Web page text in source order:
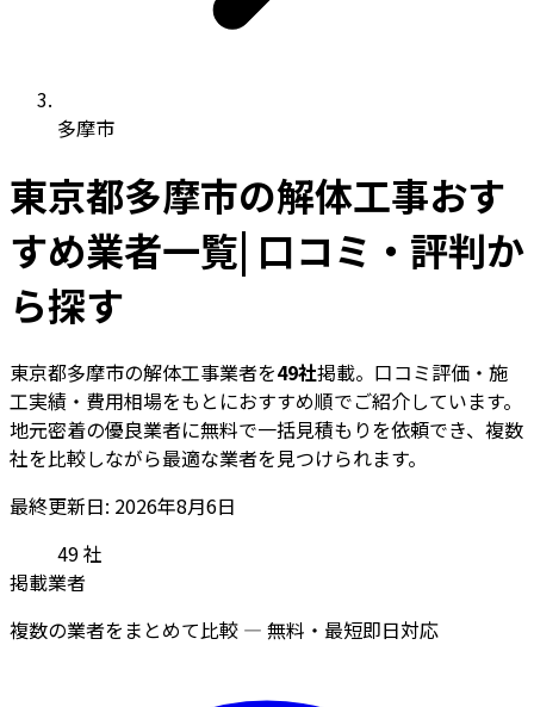
多摩市
東京都多摩市の解体工事おす
すめ業者一覧| 口コミ・評判か
ら探す
東京都多摩市の解体工事業者を49社掲載。口コミ評価・施
工実績・費用相場をもとにおすすめ順でご紹介しています。
地元密着の優良業者に無料で一括見積もりを依頼でき、複数
社を比較しながら最適な業者を見つけられます。
最終更新日: 2026年8月6日
49社
掲載業者
複数の業者をまとめて比較 — 無料・最短即日対応